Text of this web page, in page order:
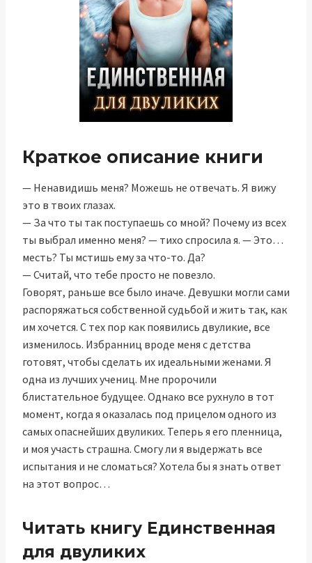
Краткое описание книги
— Ненавидишь меня? Можешь не отвечать. Я вижу
это в твоих глазах.
— За что ты так поступаешь со мной? Почему из всех
ты выбрал именно меня? — тихо спросила я. — Это…
месть? Ты мстишь ему за что-то. Да?
— Считай, что тебе просто не повезло.
Говорят, раньше все было иначе. Девушки могли сами
распоряжаться собственной судьбой и жить так, как
им хочется. С тех пор как появились двуликие, все
изменилось. Избранниц вроде меня с детства
готовят, чтобы сделать их идеальными женами. Я
одна из лучших учениц. Мне пророчили
блистательное будущее. Однако все рухнуло в тот
момент, когда я оказалась под прицелом одного из
самых опаснейших двуликих. Теперь я его пленница,
и моя участь страшна. Смогу ли я выдержать все
испытания и не сломаться? Хотела бы я знать ответ
на этот вопрос…
Читать книгу Единственная
для двуликих